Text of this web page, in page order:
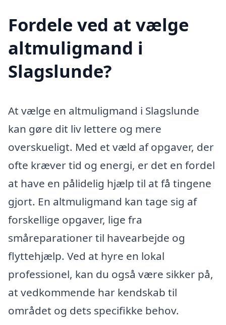
Fordele ved at vælge
altmuligmand i
Slagslunde?
At vælge en altmuligmand i Slagslunde
kan gøre dit liv lettere og mere
overskueligt. Med et væld af opgaver, der
ofte kræver tid og energi, er det en fordel
at have en pålidelig hjælp til at få tingene
gjort. En altmuligmand kan tage sig af
forskellige opgaver, lige fra
småreparationer til havearbejde og
flyttehjælp. Ved at hyre en lokal
professionel, kan du også være sikker på,
at vedkommende har kendskab til
området og dets specifikke behov.